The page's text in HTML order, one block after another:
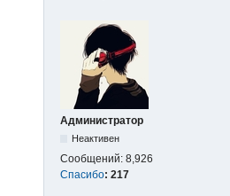
Администратор
Неактивен
Сообщений: 8,926
Спасибо: 217